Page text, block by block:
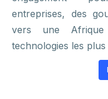
entreprises, des
vers une
technologies les plus